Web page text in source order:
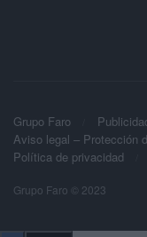
Grupo Faro
Aviso legal – Protección
Política de privacidad
Grupo Faro © 2023